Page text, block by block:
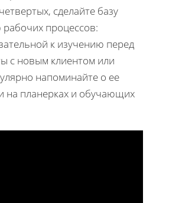
сделайте базу
процессов:
к изучению перед
с новым клиентом или
напоминайте о ее
на планерках и обучающих